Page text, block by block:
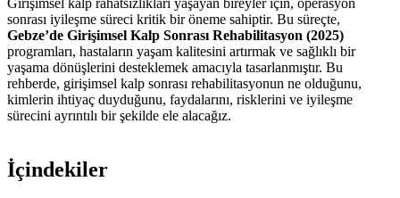
sonrası iyileşme süreci kritik bir öneme sahiptir. Bu süreçte,
Gebze’de Girişimsel Kalp Sonrası Rehabilitasyon (2025)
programları, hastaların yaşam kalitesini artırmak ve sağlıklı bir
yaşama dönüşlerini desteklemek amacıyla tasarlanmıştır. Bu
rehberde, girişimsel kalp sonrası rehabilitasyonun ne olduğunu,
kimlerin ihtiyaç duyduğunu, faydalarını, risklerini ve iyileşme
sürecini ayrıntılı bir şekilde ele alacağız.
İçindekiler